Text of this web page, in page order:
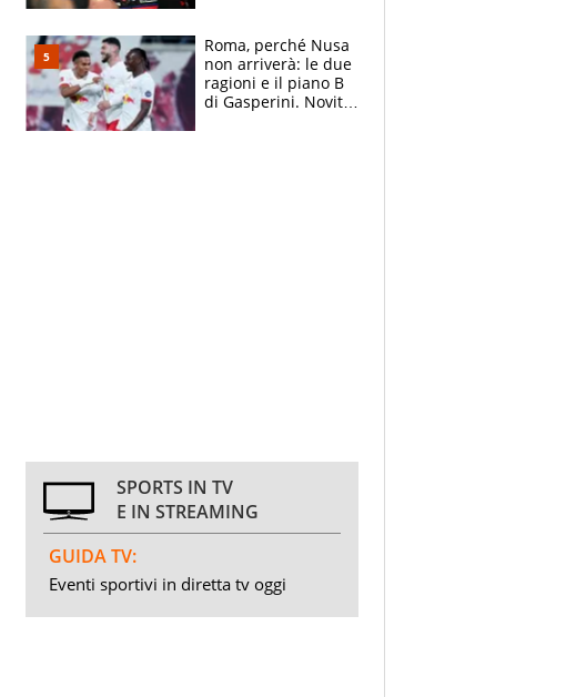
da Aragon
Roma, perché Nusa
non arriverà: le due
ragioni e il piano B
di Gasperini. Novità
SPORTS IN TV
E IN STREAMING
GUIDA TV:
Eventi sportivi in diretta tv oggi